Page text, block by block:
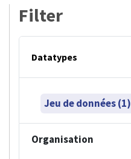
Filter
Datatypes
Jeu de données (1)
Organisation